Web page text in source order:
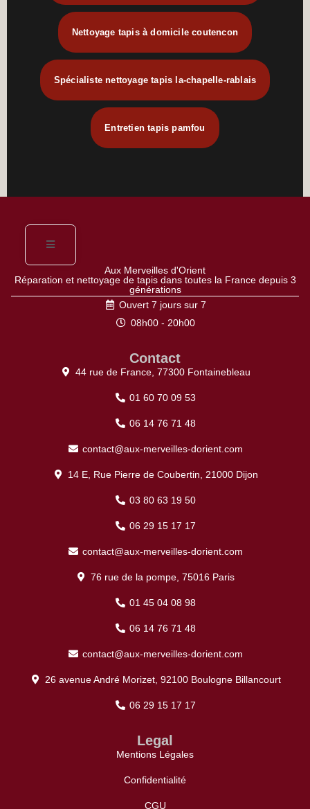
Nettoyage tapis à domicile coutencon
Spécialiste nettoyage tapis la-chapelle-rablais
Entretien tapis pamfou
Aux Merveilles d'Orient
Réparation et nettoyage de tapis dans toutes la France depuis 3
générations
Ouvert 7 jours sur 7
08h00 - 20h00
Contact
44 rue de France, 77300 Fontainebleau
01 60 70 09 53
06 14 76 71 48
contact@aux-merveilles-dorient.com
14 E, Rue Pierre de Coubertin, 21000 Dijon
03 80 63 19 50
06 29 15 17 17
contact@aux-merveilles-dorient.com
76 rue de la pompe, 75016 Paris
01 45 04 08 98
06 14 76 71 48
contact@aux-merveilles-dorient.com
26 avenue André Morizet, 92100 Boulogne Billancourt
06 29 15 17 17
Legal
Mentions Légales
Confidentialité
CGU